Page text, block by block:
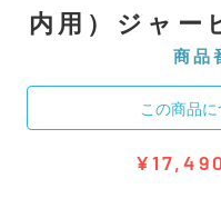
内用）ジャー
商品
この商品